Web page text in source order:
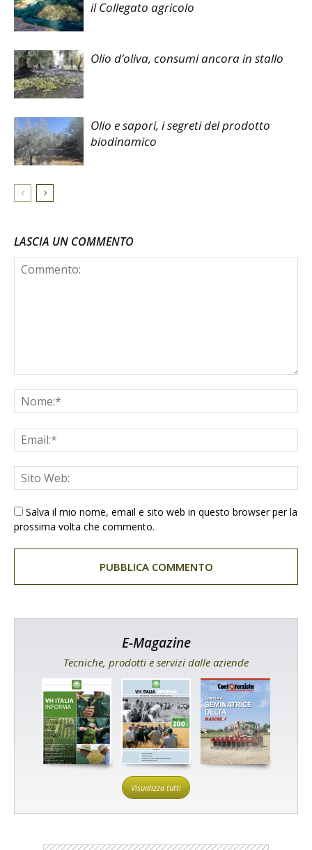
il Collegato agricolo
Olio d’oliva, consumi ancora in stallo
Olio e sapori, i segreti del prodotto
biodinamico
LASCIA UN COMMENTO
Salva il mio nome, email e sito web in questo browser per la
prossima volta che commento.
E-Magazine
Tecniche, prodotti e servizi dalle aziende
Visualizza tutti